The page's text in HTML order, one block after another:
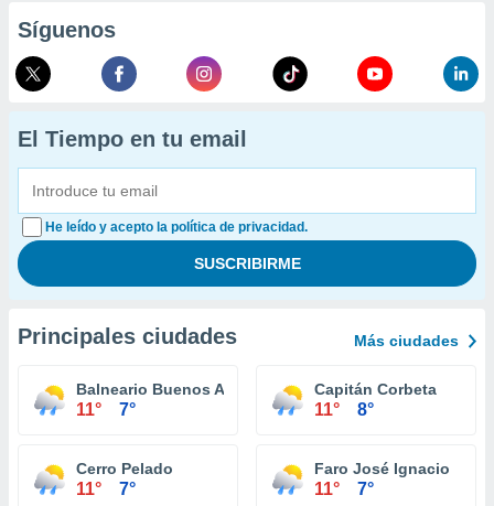
Síguenos
El Tiempo en tu email
He leído y acepto la política de privacidad.
Principales ciudades Más ciudades
Balneario Buenos Aires
11° 7°
Capitán Corbeta
11° 8°
Cerro Pelado
11° 7°
Faro José Ignacio
11° 7°